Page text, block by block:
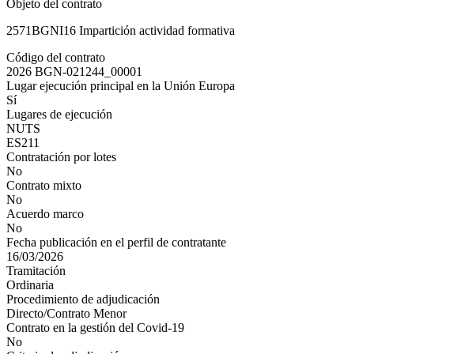
Objeto del contrato
2571BGNI16 Impartición actividad formativa
Código del contrato
2026 BGN-021244_00001
Lugar ejecución principal en la Unión Europa
Sí
Lugares de ejecución
NUTS
ES211
Contratación por lotes
No
Contrato mixto
No
Acuerdo marco
No
Fecha publicación en el perfil de contratante
16/03/2026
Tramitación
Ordinaria
Procedimiento de adjudicación
Directo/Contrato Menor
Contrato en la gestión del Covid-19
No